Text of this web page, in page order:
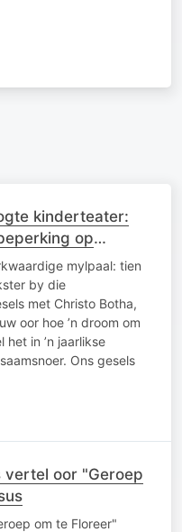
kinderteater:
op
mylpaal: tien
by die
met Christo Botha,
oor hoe ’n droom om
in ’n jaarlikse
Ons gesels
vertel oor "Geroep
om te Floreer"